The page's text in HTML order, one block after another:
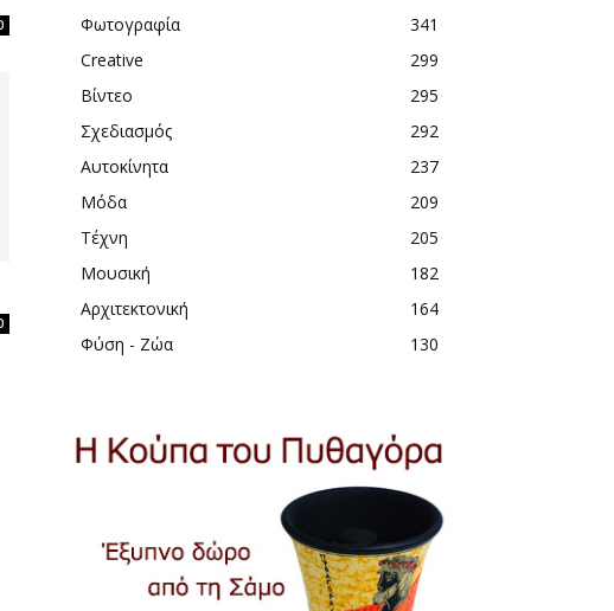
Φωτογραφία
341
Creative
299
Βίντεο
295
Σχεδιασμός
292
Αυτοκίνητα
237
Μόδα
209
Τέχνη
205
Μουσική
182
Αρχιτεκτονική
164
Φύση - Ζώα
130